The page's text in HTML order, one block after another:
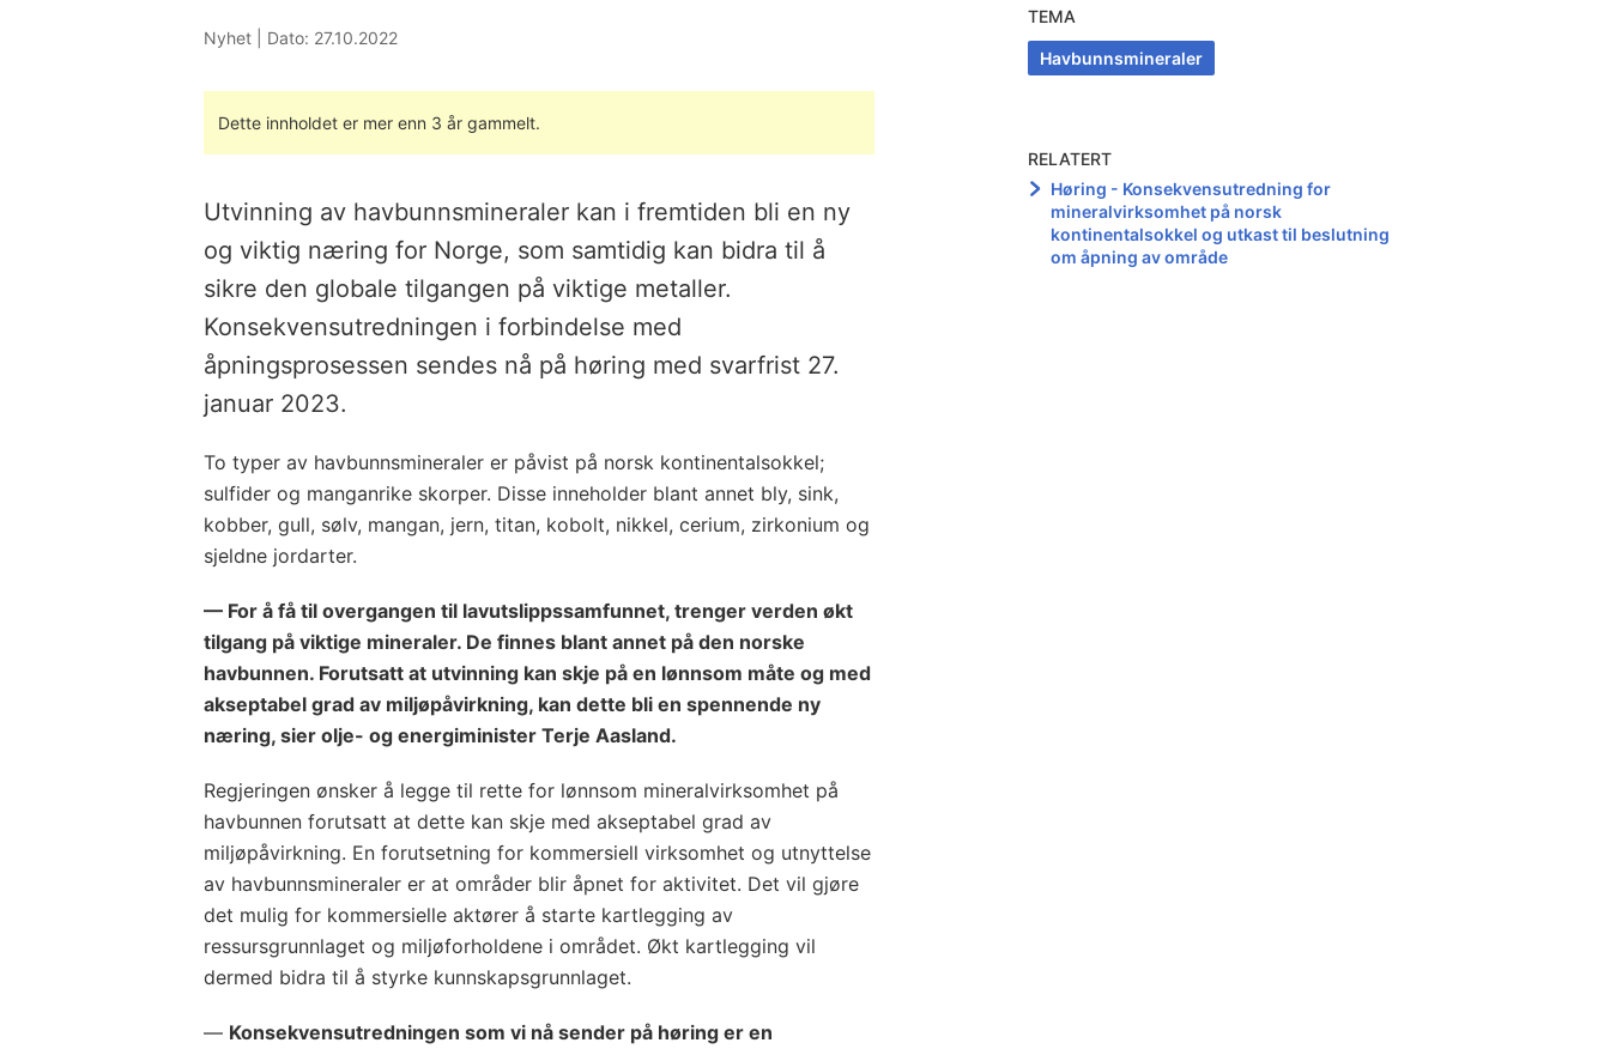
Nyhet | Dato: 27.10.2022
Dette innholdet er mer enn 3 år gammelt.
Utvinning av havbunnsmineraler kan i fremtiden bli en ny
og viktig næring for Norge, som samtidig kan bidra til å
sikre den globale tilgangen på viktige metaller.
Konsekvensutredningen i forbindelse med
åpningsprosessen sendes nå på høring med svarfrist 27.
januar 2023.
To typer av havbunnsmineraler er påvist på norsk kontinentalsokkel;
sulfider og manganrike skorper. Disse inneholder blant annet bly, sink,
kobber, gull, sølv, mangan, jern, titan, kobolt, nikkel, cerium, zirkonium og
sjeldne jordarter.
— For å få til overgangen til lavutslippssamfunnet, trenger verden økt
tilgang på viktige mineraler. De finnes blant annet på den norske
havbunnen. Forutsatt at utvinning kan skje på en lønnsom måte og med
akseptabel grad av miljøpåvirkning, kan dette bli en spennende ny
næring, sier olje- og energiminister Terje Aasland.
Regjeringen ønsker å legge til rette for lønnsom mineralvirksomhet på
havbunnen forutsatt at dette kan skje med akseptabel grad av
miljøpåvirkning. En forutsetning for kommersiell virksomhet og utnyttelse
av havbunnsmineraler er at områder blir åpnet for aktivitet. Det vil gjøre
det mulig for kommersielle aktører å starte kartlegging av
ressursgrunnlaget og miljøforholdene i området. Økt kartlegging vil
dermed bidra til å styrke kunnskapsgrunnlaget.
— Konsekvensutredningen som vi nå sender på høring er en
TEMA
Havbunnsmineraler
RELATERT
Høring - Konsekvensutredning for
mineralvirksomhet på norsk
kontinentalsokkel og utkast til beslutning
om åpning av område